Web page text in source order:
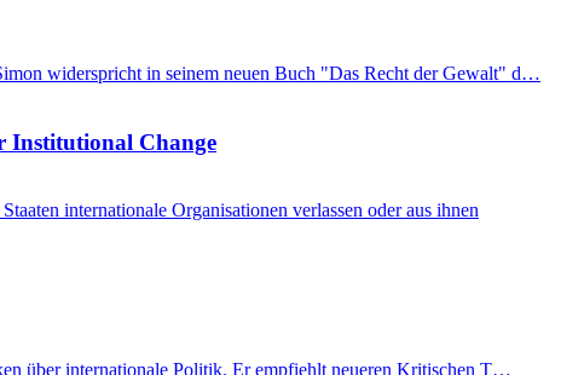
widerspricht in seinem neuen Buch "Das Recht der Gewalt" d…
Institutional Change
internationale Organisationen verlassen oder aus ihnen
über internationale Politik. Er empfiehlt neueren Kritischen T…